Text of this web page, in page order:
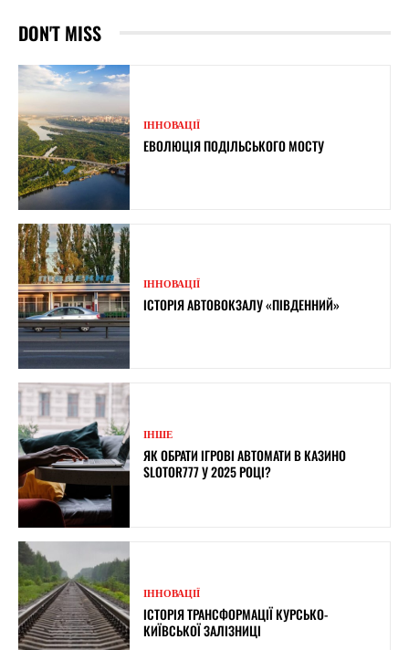
DON'T MISS
ІННОВАЦІЇ
ЕВОЛЮЦІЯ ПОДІЛЬСЬКОГО МОСТУ
ІННОВАЦІЇ
ІСТОРІЯ АВТОВОКЗАЛУ «ПІВДЕННИЙ»
ІНШЕ
ЯК ОБРАТИ ІГРОВІ АВТОМАТИ В КАЗИНО
SLOTOR777 У 2025 РОЦІ?
ІННОВАЦІЇ
ІСТОРІЯ ТРАНСФОРМАЦІЇ КУРСЬКО-
КИЇВСЬКОЇ ЗАЛІЗНИЦІ